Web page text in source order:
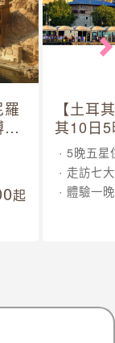
羅
起
【土耳
其10日
5晚五星
走訪七
體驗一